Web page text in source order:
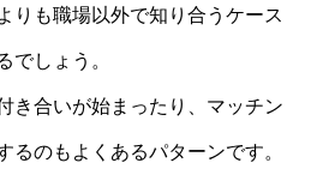
りも職場以外で知り合うケース
でしょう。
き合いが始まったり、マッチン
るのもよくあるパターンです。